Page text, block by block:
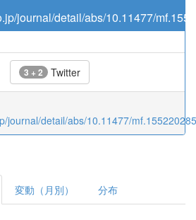
journal/detail/abs/10.11477/
3 + 2 Twitter
journal/detail/abs/10.11477/
変動（月別） 分布